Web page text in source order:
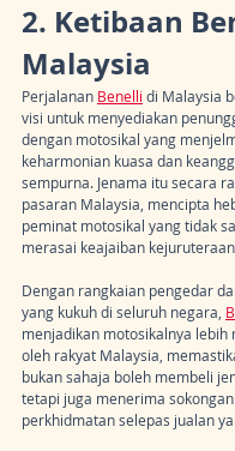
2. Ketibaan
Malaysia
Perjalanan Benelli di Malaysia
visi untuk menyediakan
dengan motosikal yang
keharmonian kuasa dan
sempurna. Jenama itu secara
pasaran Malaysia, mencipta
peminat motosikal yang tidak
merasai keajaiban
Dengan rangkaian pengedar
yang kukuh di seluruh negara,
menjadikan motosikalnya lebih
oleh rakyat Malaysia,
bukan sahaja boleh membeli
tetapi juga menerima
perkhidmatan selepas jualan